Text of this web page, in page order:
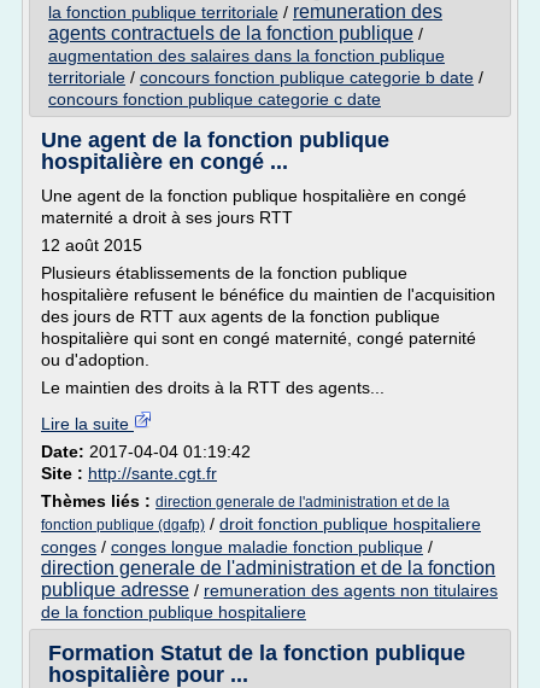
la fonction publique territoriale / remuneration des
agents contractuels de la fonction publique /
augmentation des salaires dans la fonction publique
territoriale / concours fonction publique categorie b date /
concours fonction publique categorie c date
Une agent de la fonction publique
hospitalière en congé ...
Une agent de la fonction publique hospitalière en congé
maternité a droit à ses jours RTT
12 août 2015
Plusieurs établissements de la fonction publique
hospitalière refusent le bénéfice du maintien de l'acquisition
des jours de RTT aux agents de la fonction publique
hospitalière qui sont en congé maternité, congé paternité
ou d'adoption.
Le maintien des droits à la RTT des agents...
Lire la suite
Date: 2017-04-04 01:19:42
Site : http://sante.cgt.fr
Thèmes liés : direction generale de l'administration et de la
fonction publique (dgafp) / droit fonction publique hospitaliere
conges / conges longue maladie fonction publique /
direction generale de l'administration et de la fonction
publique adresse / remuneration des agents non titulaires
de la fonction publique hospitaliere
Formation Statut de la fonction publique
hospitalière pour ...